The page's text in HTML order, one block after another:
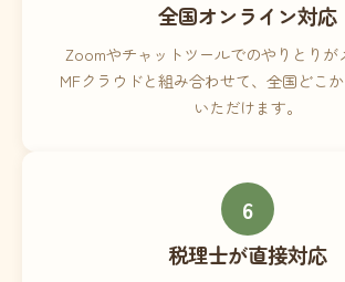
全国オンライン対応
Zoomやチャットツールでのやりとりが
MFクラウドと組み合わせて、全国どこ
いただけます。
6
税理士が直接対応